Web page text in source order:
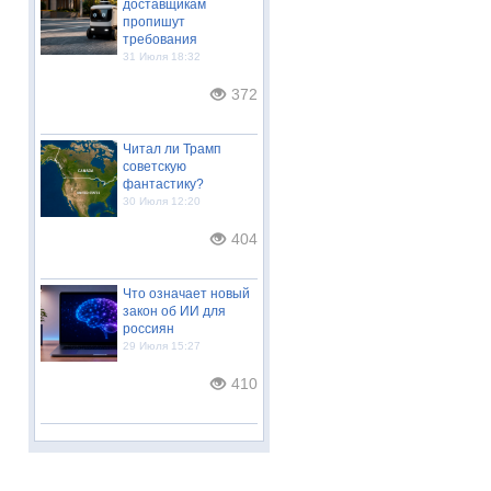
доставщикам
пропишут
требования
31 Июля 18:32
372
Читал ли Трамп
советскую
фантастику?
30 Июля 12:20
404
Что означает новый
закон об ИИ для
россиян
29 Июля 15:27
410